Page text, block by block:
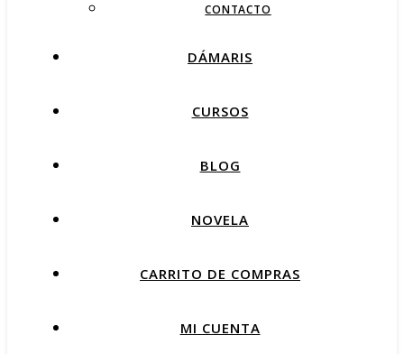
CONTACTO
DÁMARIS
CURSOS
BLOG
NOVELA
CARRITO DE COMPRAS
MI CUENTA